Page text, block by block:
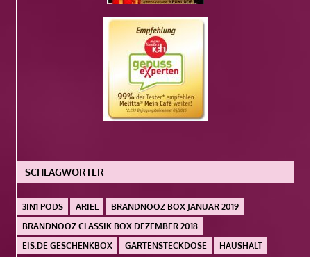
SCHLAGWÖRTER
3IN1 PODS ARIEL
BRANDNOOZ BOX JANUAR 2019
BRANDNOOZ CLASSIK BOX DEZEMBER 2018
EIS.DE GESCHENKBOX
GARTENSTECKDOSE HAUSHALT